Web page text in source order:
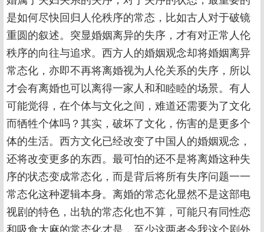
是如何尽快回归人伦秩序的常态，比如古人对于破镜
重圆的叙述。突显婚姻离异的失序，才有对正常人伦
秩序的向往与追求。西方人的婚姻观念却将婚姻离异
常态化，亦即不再将离婚视为人伦关系的失序，所以
才会有离婚也可以离得一家人和和睦睦的场景。有人
可能觉得，在个体与文化之间，难道还需要为了文化
而牺牲个体吗？其实，破坏了文化，伤害的是更多个
体的生活。西方文化已经改变了中国人的婚姻观念，
还将改变更多的东西。最可怕的还不是将离婚这种失
序的状态变成常态化，而是背后将所有失序问题一一
常态化这种逻辑本身。离婚的常态化显然不是这部电
视剧的特色，出轨的常态化也不算，可能只有同性恋
和吸食大麻的常态化才是，至少这两者令我这个剧外